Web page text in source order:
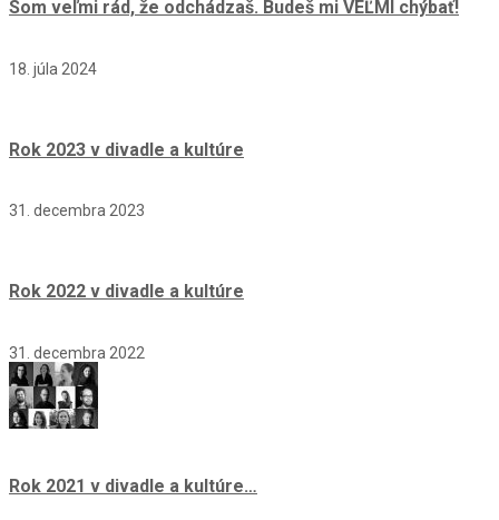
Som veľmi rád, že odchádzaš. Budeš mi VEĽMI chýbať!
18. júla 2024
Rok 2023 v divadle a kultúre
31. decembra 2023
Rok 2022 v divadle a kultúre
31. decembra 2022
Rok 2021 v divadle a kultúre…